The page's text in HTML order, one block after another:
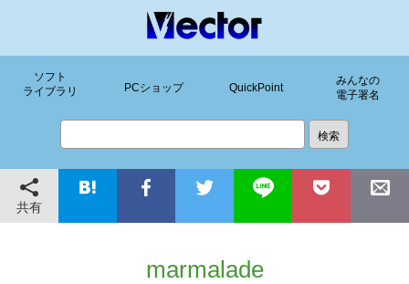
ソフト
ライブラリ
PCショップ QuickPoint
みんなの
電子署名
共有
marmalade